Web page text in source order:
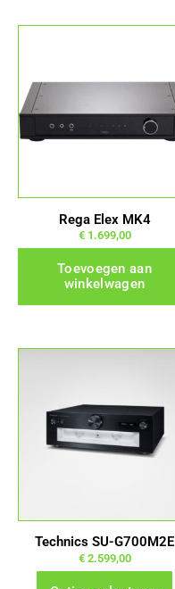
Rega Elex MK4
€1.699,00
Toevoegen aan
winkelwagen
Technics SU-G700M2E
€2.599,00
meerdere
variaties.
worden
op